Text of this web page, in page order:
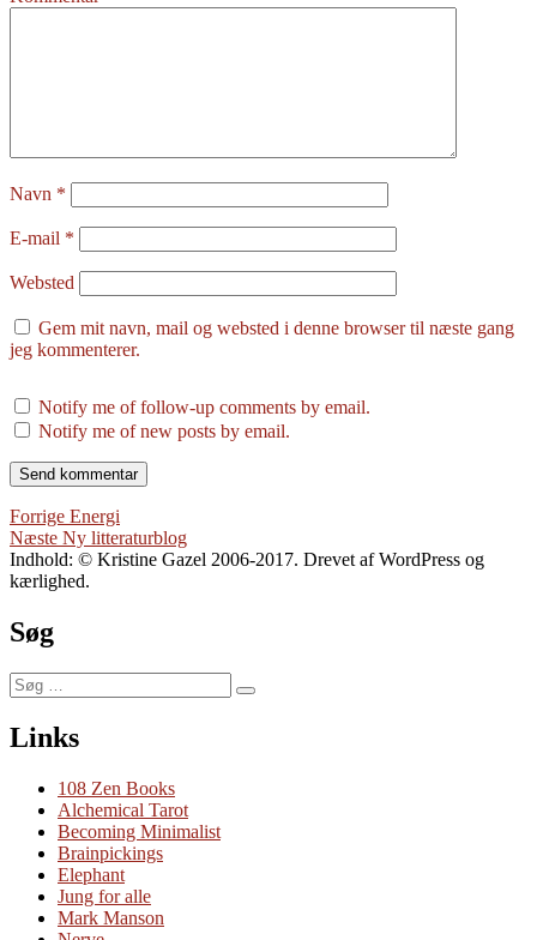
Navn *
E-mail *
Websted
Gem mit navn, mail og websted i denne browser til næste gang
jeg kommenterer.
Notify me of follow-up comments by email.
Notify me of new posts by email.
Indlægsnavigation
Forrige Forrige
indlæg:
Energi
Næste Næste
indlæg:
Ny litteraturblog
Indhold: © Kristine Gazel 2006-2017. Drevet af WordPress og
kærlighed.
Søg
Søg
efter:
Søg
Links
108 Zen Books
Alchemical Tarot
Becoming Minimalist
Brainpickings
Elephant
Jung for alle
Mark Manson